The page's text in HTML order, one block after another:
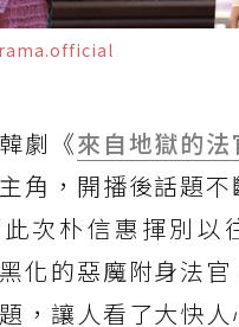
劇《來自地獄的法
角，開播後話題
次朴信惠揮別以
化的惡魔附身法
，讓人看了大快